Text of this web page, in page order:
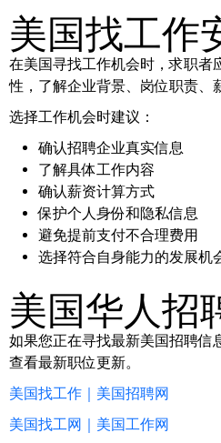
美国找工作
在美国寻找工作机会时，求职者
性，了解企业背景、岗位职责、
选择工作机会时建议：
确认招聘企业真实信息
了解具体工作内容
确认薪资计算方式
保护个人身份和隐私信息
避免提前支付不合理费用
选择符合自身能力的发展机
美国华人招
如果您正在寻找最新美国招聘信
查看最新职位更新。
美国找工作｜美国招聘网
美国找工网｜美国工作网